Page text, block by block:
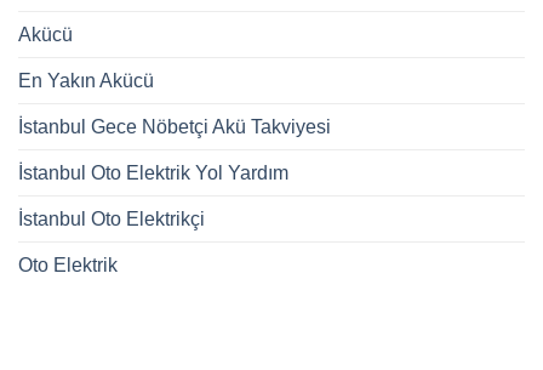
Akücü
En Yakın Akücü
İstanbul Gece Nöbetçi Akü Takviyesi
İstanbul Oto Elektrik Yol Yardım
İstanbul Oto Elektrikçi
Oto Elektrik